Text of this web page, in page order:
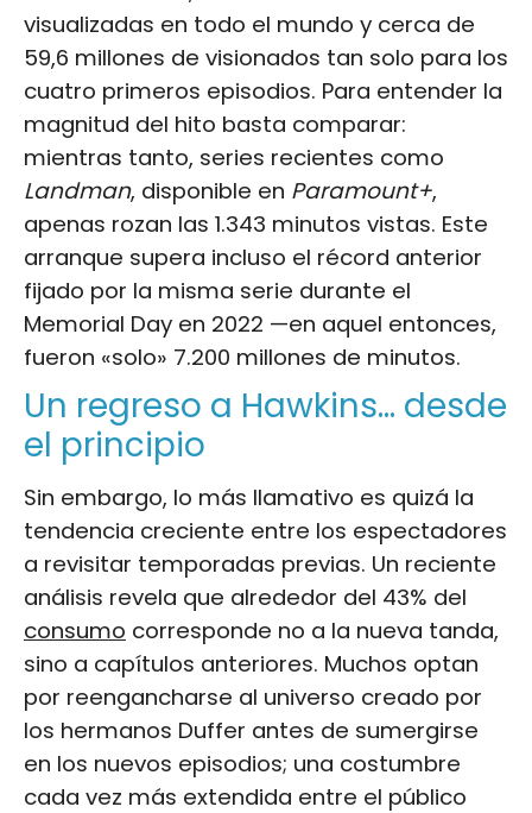
visualizadas en todo el mundo y cerca de
59,6 millones de visionados tan solo para los
cuatro primeros episodios. Para entender la
magnitud del hito basta comparar:
mientras tanto, series recientes como
Landman, disponible en Paramount+,
apenas rozan las 1.343 minutos vistas. Este
arranque supera incluso el récord anterior
fijado por la misma serie durante el
Memorial Day en 2022 —en aquel entonces,
fueron «solo» 7.200 millones de minutos.
Un regreso a Hawkins… desde
el principio
Sin embargo, lo más llamativo es quizá la
tendencia creciente entre los espectadores
a revisitar temporadas previas. Un reciente
análisis revela que alrededor del 43% del
consumo corresponde no a la nueva tanda,
sino a capítulos anteriores. Muchos optan
por reengancharse al universo creado por
los hermanos Duffer antes de sumergirse
en los nuevos episodios; una costumbre
cada vez más extendida entre el público